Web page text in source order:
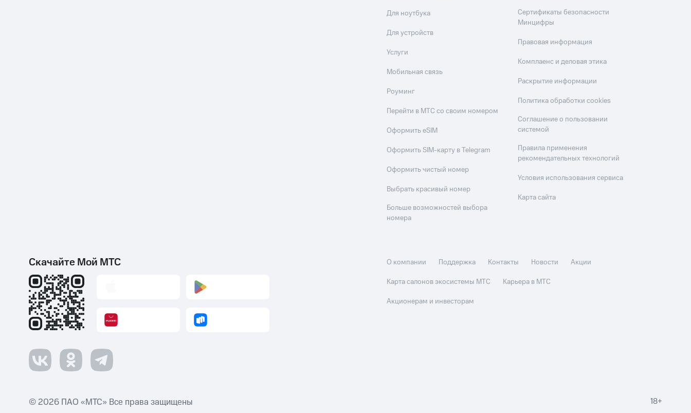
Для ноутбука
Для устройств
Услуги
Мобильная связь
Роуминг
Перейти в МТС со своим номером
Оформить eSIM
Оформить SIM-карту в Telegram
Оформить чистый номер
Выбрать красивый номер
Больше возможностей выбора
номера
Сертификаты безопасности
Минцифры
Правовая информация
Комплаенс и деловая этика
Раскрытие информации
Политика обработки cookies
Соглашение о пользовании
системой
Правила применения
рекомендательных технологий
Условия использования сервиса
Карта сайта
Скачайте Мой МТС О компании Поддержка Контакты Новости
Акции
Карта салонов экосистемы МТС
Карьера в МТС
Акционерам и инвесторам
© 2026 ПАО «МТС» Все права защищены 18+